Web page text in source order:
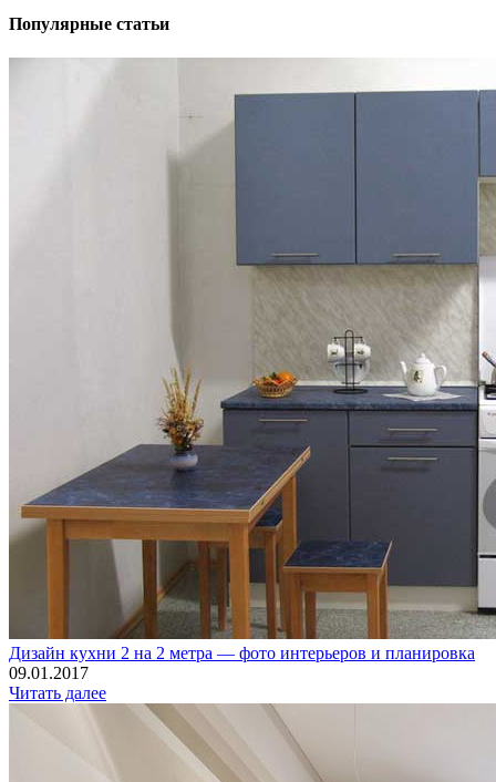
Популярные статьи
Дизайн кухни 2 на 2 метра — фото интерьеров и планировка
09.01.2017
Читать далее